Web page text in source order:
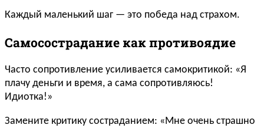
Каждый маленький шаг — это победа над страхом.
Самосострадание как противоядие
Часто сопротивление усиливается самокритикой: «Я
плачу деньги и время, а сама сопротивляюсь!
Идиотка!»
Замените критику состраданием: «Мне очень страшно